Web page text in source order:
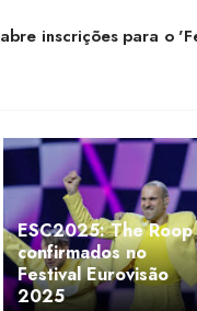
inscrições para o
ESC2025: The Roop
confirmados no
Festival Eurovisão
2025